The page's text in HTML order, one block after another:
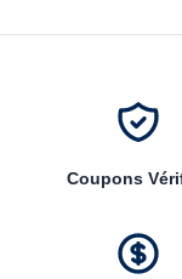
Coupons